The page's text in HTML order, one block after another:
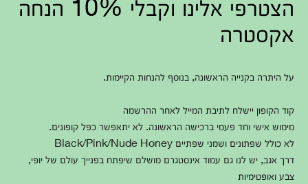
הצטרפי אלינו וקבלי 10% הנחה
אקסטרה
על היתרה בקנייה הראשונה, בנוסף להנחות הקיימות.
קוד הקופון יישלח לתיבת המייל לאחר ההרשמה
מימוש אישי וחד פעמי ברכישה הראשונה. לא יתאפשר כפל קופונים.
לא כולל שפתונים ושמני שפתיים Black/Pink/Nude Honey
דרך אגב, יש לנו גם עמוד אינסטגרם מושלם שיפתח בפנייך עולם של יופי,
צבע ואופטימיות